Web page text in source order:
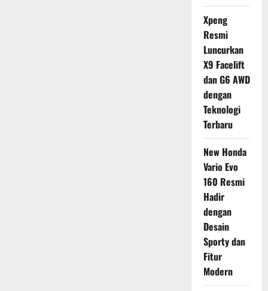
Xpeng
Resmi
Luncurkan
X9 Facelift
dan G6 AWD
dengan
Teknologi
Terbaru
New Honda
Vario Evo
160 Resmi
Hadir
dengan
Desain
Sporty dan
Fitur
Modern